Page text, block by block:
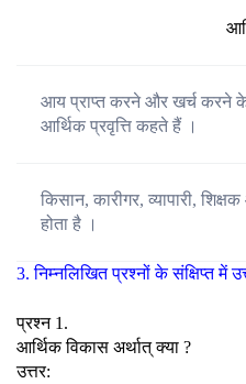
आय प्राप्त करने और खर्च करने के
आर्थिक प्रवृत्ति कहते हैं ।
किसान, कारीगर, व्यापारी,
होता है ।
3. निम्नलिखित प्रश्नों के संक्षिप्त में
प्रश्न 1.
आर्थिक विकास अर्थात् क्या ?
उत्तर: